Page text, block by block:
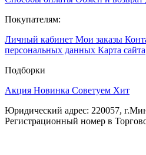
Покупателям:
Личный кабинет Мои заказы
персональных данных Карта сайта
Подборки
Акция Новинка Советуем Хит
Юридический адрес: 220057,
Регистрационный номер в